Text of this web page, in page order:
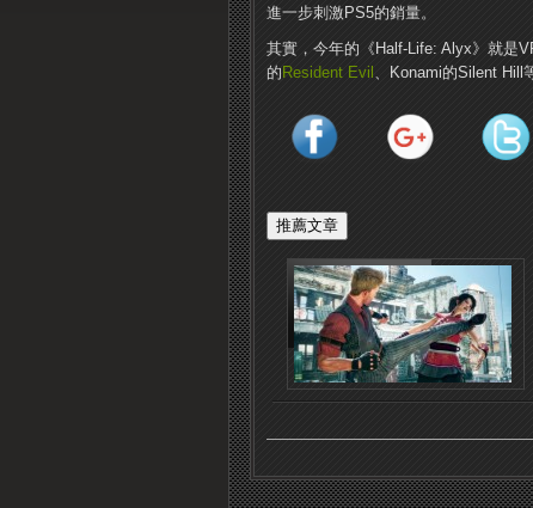
進一步刺激PS5的銷量。
其實，今年的《Half-Life: Alyx》就是
的 Resident Evil 、Konami的Silent Hill